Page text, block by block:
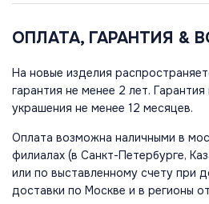
ОПЛАТА, ГАРАНТИЯ &
На новые изделия
гарантия не менее 2 лет.
украшения не менее 12 месяцев.
Оплата возможна наличными в
филиалах (в Санкт-Петербурге,
или по выставленному счету при
доставки по Москве и в регионы